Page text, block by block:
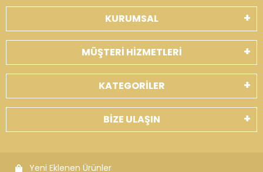
KURUMSAL
MÜŞTERİ HİZMETLERİ
KATEGORİLER
BİZE ULAŞIN
Yeni Eklenen Ürünler